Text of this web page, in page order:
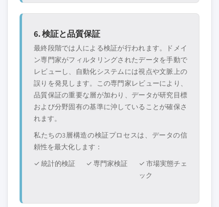
6. 検証と品質保証
最終段階では人による検証が行われます。ドメイ
ン専門家がフィルタリングされたデータを手動で
レビューし、自動化システムには視点や文脈上の
誤りを発見します。この専門家レビューにより、
品質保証の重要な層が加わり、データが研究目標
および分野固有の基準に沖していることが確保さ
れます。
私たちの3層構造の検証プロセスは、データの信
頼性を最大化します：
✓ 統計的検証
✓ 専門家検証
✓ 市場実態チェ
ック